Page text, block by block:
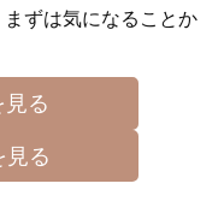
ずは気になることか
る
見る